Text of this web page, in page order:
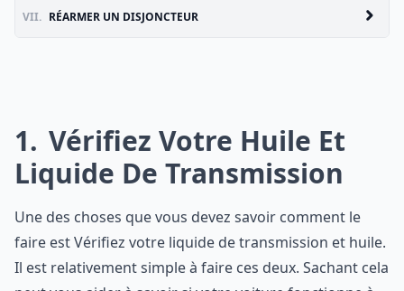
VII. RÉARMER UN DISJONCTEUR
1
Vérifiez Votre Huile Et
Liquide De Transmission
Une des choses que vous devez savoir comment le
faire est Vérifiez votre liquide de transmission et huile.
Il est relativement simple à faire ces deux. Sachant cela